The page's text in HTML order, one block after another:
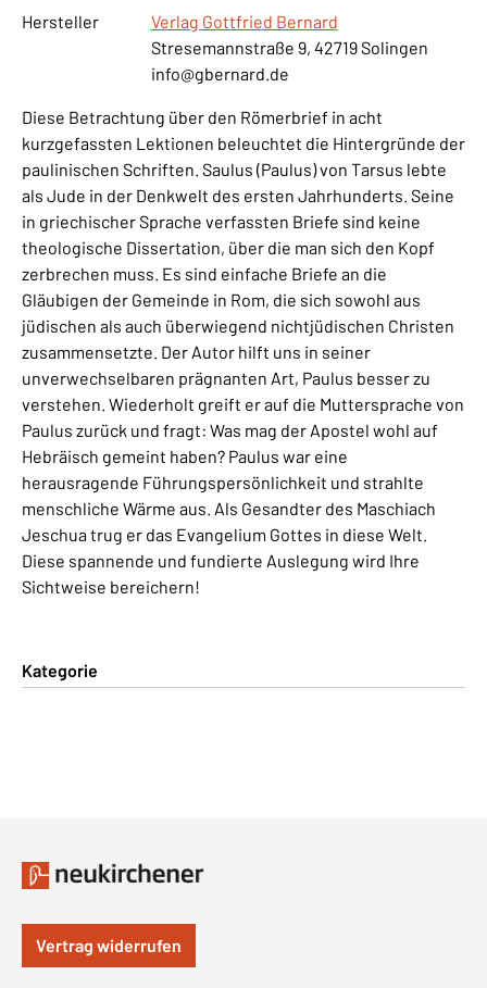
Hersteller
Verlag Gottfried Bernard
Stresemannstraße 9, 42719 Solingen
info@gbernard.de
Diese Betrachtung über den Römerbrief in acht
kurzgefassten Lektionen beleuchtet die Hintergründe der
paulinischen Schriften. Saulus (Paulus) von Tarsus lebte
als Jude in der Denkwelt des ersten Jahrhunderts. Seine
in griechischer Sprache verfassten Briefe sind keine
theologische Dissertation, über die man sich den Kopf
zerbrechen muss. Es sind einfache Briefe an die
Gläubigen der Gemeinde in Rom, die sich sowohl aus
jüdischen als auch überwiegend nichtjüdischen Christen
zusammensetzte. Der Autor hilft uns in seiner
unverwechselbaren prägnanten Art, Paulus besser zu
verstehen. Wiederholt greift er auf die Muttersprache von
Paulus zurück und fragt: Was mag der Apostel wohl auf
Hebräisch gemeint haben? Paulus war eine
herausragende Führungspersönlichkeit und strahlte
menschliche Wärme aus. Als Gesandter des Maschiach
Jeschua trug er das Evangelium Gottes in diese Welt.
Diese spannende und fundierte Auslegung wird Ihre
Sichtweise bereichern!
Kategorie
Vertrag widerrufen